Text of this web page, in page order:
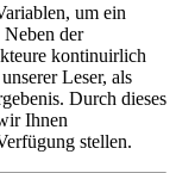
um ein
der
kontinuirlich
Leser, als
Durch dieses
Ihnen
stellen.